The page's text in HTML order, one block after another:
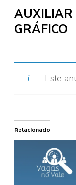
AUXILIAR
GRÁFICO
Este
Relacionado